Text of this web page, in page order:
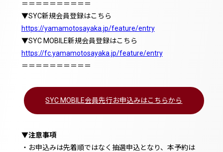
＝＝＝＝＝＝＝＝＝＝
▼SYC新規会員登録はこちら
https://yamamotosayaka.jp/feature/entry
▼SYC MOBILE新規会員登録はこちら
https://fc.yamamotosayaka.jp/feature/entry
＝＝＝＝＝＝＝＝＝＝
SYC MOBILE会員先行お申込みはこちらから
▼注意事項
・お申込みは先着順ではなく抽選申込となり、本予約は